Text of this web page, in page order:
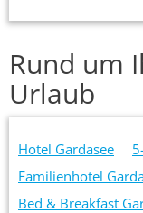
Rund um
Urlaub
Hotel Gardasee
Familienhotel
Bed & Breakfast